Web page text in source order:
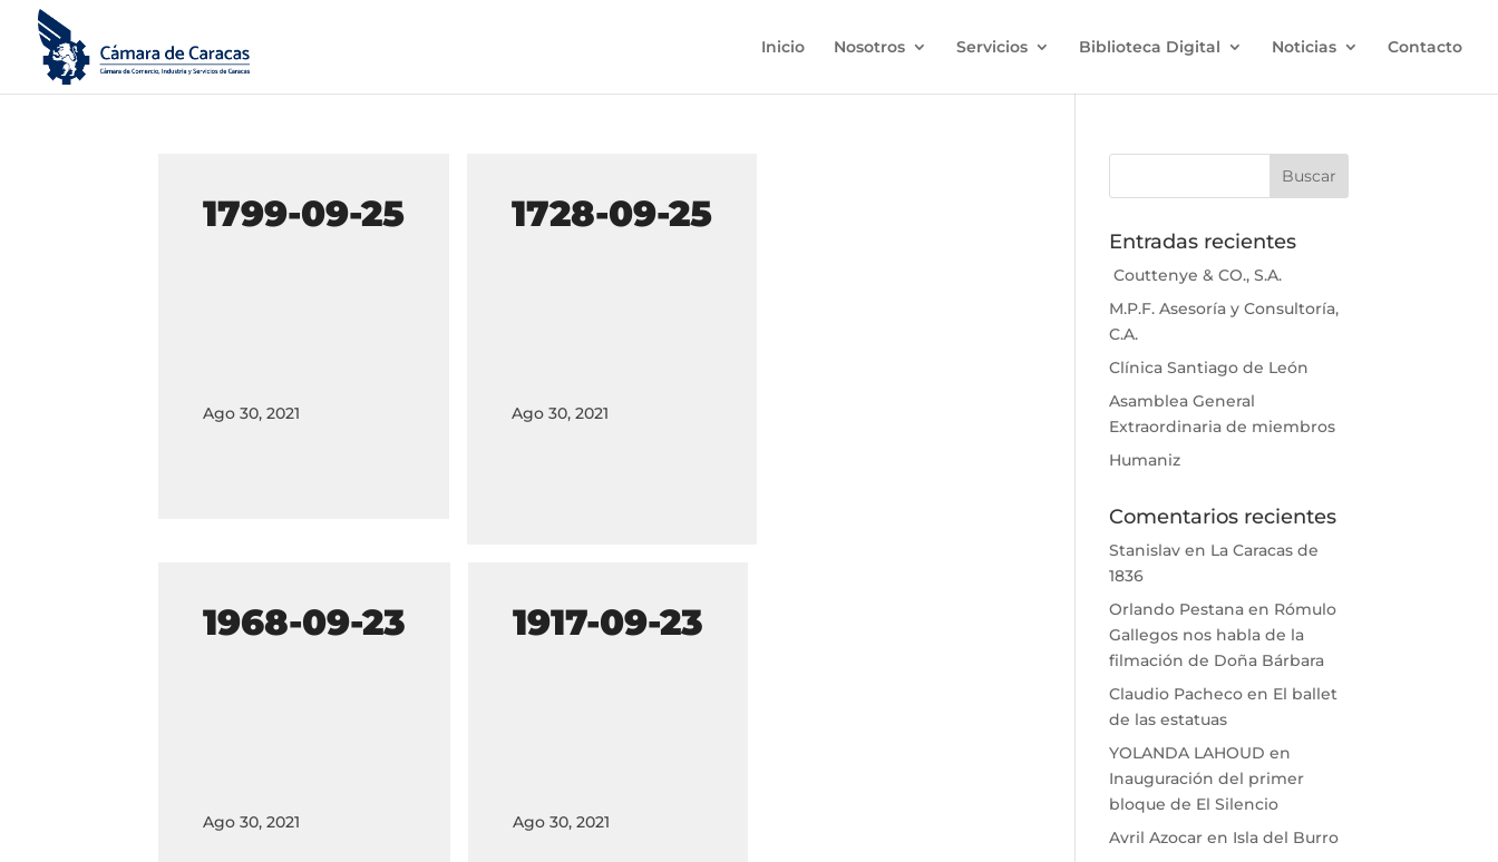
Inicio Nosotros Servicios Biblioteca Digital Noticias Contacto
1799-09-25
Ago 30, 2021
1728-09-25
Ago 30, 2021
1968-09-23
Ago 30, 2021
1917-09-23
Ago 30, 2021
Entradas recientes
Couttenye & CO., S.A.
M.P.F. Asesoría y Consultoría,
C.A.
Clínica Santiago de León
Asamblea General
Extraordinaria de miembros
Humaniz
Comentarios recientes
Stanislaven La Caracas de
1836
Orlando Pestanaen Rómulo
Gallegos nos habla de la
filmación de Doña Bárbara
Claudio Pachecoen El ballet
de las estatuas
YOLANDA LAHOUD en
Inauguración del primer
bloque de El Silencio
Avril Azocaren Isla del Burro